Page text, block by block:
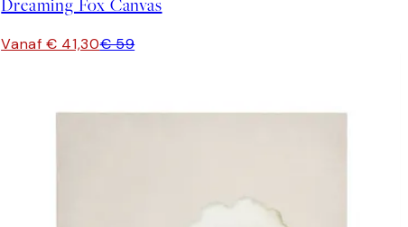
Dreaming Fox Canvas
Vanaf € 41,30€ 59